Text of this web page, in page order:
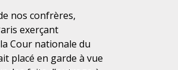
récente visite du
des violations graves
Saisi par le SAF
volontaire de
nos confrères,
exerçant
Cour nationale du
placé en garde à vue